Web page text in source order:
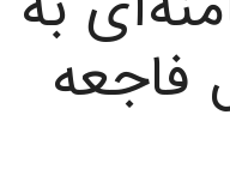
فاجعه